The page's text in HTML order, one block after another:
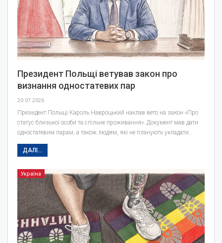
Президент Польщі ветував закон про
визнання одностатевих пар
20.07.2026
Президент Польщі Кароль Навроцький наклав вето на закон «Про
статус близької особи та спільне проживання». Документ мав дати
одностатевим парам, а також людям, які не планують укладати…
ДАЛІ...
Україна